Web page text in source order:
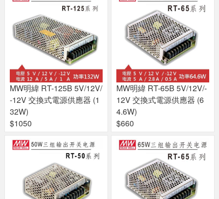
MW明緯 RT-125B 5V/12V/
-12V 交換式電源供應器 (1
32W)
$1050
MW明緯 RT-65B 5V/12V/-
12V 交換式電源供應器 (6
4.6W)
$660